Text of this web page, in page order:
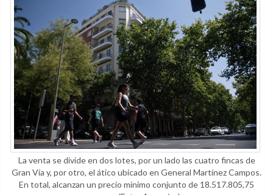
La venta se divide en dos lotes, por un lado las cuatro fincas de
Gran Vía y, por otro, el ático ubicado en General Martínez Campos.
En total, alcanzan un precio mínimo conjunto de 18.517.805,75